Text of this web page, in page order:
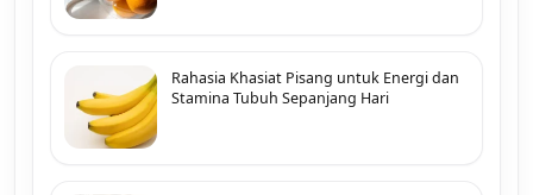
Rahasia Khasiat Pisang untuk Energi dan
Stamina Tubuh Sepanjang Hari